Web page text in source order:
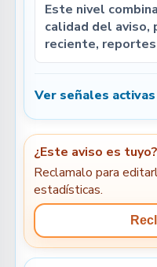
Este nivel
calidad del aviso,
reciente, reportes
Ver señales activas
¿Este aviso es tuyo?
Reclamalo para
estadísticas.